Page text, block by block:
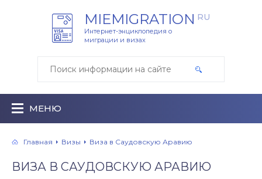
MIEMIGRATION RU
Интернет-энциклопедия о
миграции и визах
МЕНЮ
Главная Визы Виза в Саудовскую Аравию
ВИЗА В САУДОВСКУЮ АРАВИЮ